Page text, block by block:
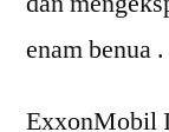
enam benua .
ExxonMobil